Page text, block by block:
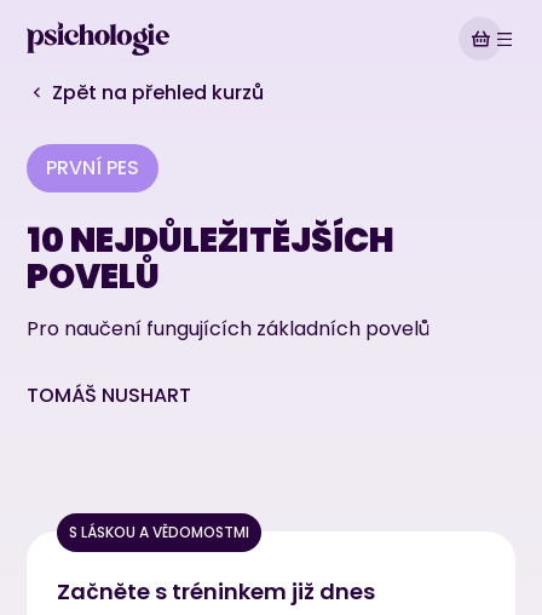
Zpět na přehled kurzů
PRVNÍ PES
10 NEJDŮLEŽITĚJŠÍCH
POVELŮ
Pro naučení fungujících základních povelů
TOMÁŠ NUSHART
Ukázková kapitola
S LÁSKOU A VĚDOMOSTMI
Začněte s tréninkem již dnes